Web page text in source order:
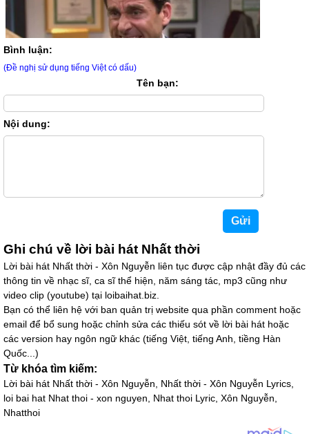
Bình luận:
(Đề nghị sử dụng tiếng Việt có dấu)
Tên bạn:
Nội dung:
Ghi chú về lời bài hát Nhất thời
Lời bài hát Nhất thời - Xôn Nguyễn liên tục được cập nhật đầy đủ các
thông tin về nhạc sĩ, ca sĩ thể hiện, năm sáng tác, mp3 cũng như
video clip (youtube) tại loibaihat.biz.
Bạn có thể liên hệ với ban quản trị website qua phần comment hoặc
email để bổ sung hoặc chỉnh sửa các thiếu sót về lời bài hát hoặc
các version hay ngôn ngữ khác (tiếng Việt, tiếng Anh, tiềng Hàn
Quốc...)
Từ khóa tìm kiếm:
Lời bài hát Nhất thời - Xôn Nguyễn, Nhất thời - Xôn Nguyễn Lyrics,
loi bai hat Nhat thoi - xon nguyen, Nhat thoi Lyric, Xôn Nguyễn,
Nhatthoi